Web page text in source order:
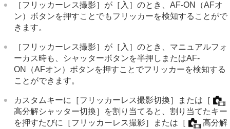
［フリッカーレス撮影］ が ［入］のとき、AF-ON（AFオ
ン）ボタンを押すことでもフリッカーを検知することがで
きます。
［フリッカーレス撮影］ が ［入］のとき、マニュアルフォ
ーカス時も、シャッターボタンを半押しまたはAF-
ON（AFオン）ボタンを押すことでフリッカーを検知する
ことができます。
カスタムキーに ［フリッカーレス撮影切換］ または ［
高分解シャッター切換］ を割り当てると、割り当てたキー
を押すたびに
［フリッカーレス撮影］ または ［
高分解